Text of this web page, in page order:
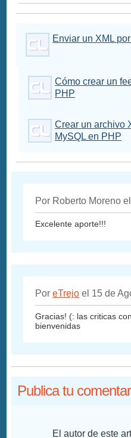
Enviar un XML
Cómo crear un
PHP
Crear un archivo
MySQL en PHP
Por Roberto Moreno
Excelente aporte!!!
PoreTrejo el 15 de
Gracias! (: las criticas
bienvenidas
Publica tu
El autor de este